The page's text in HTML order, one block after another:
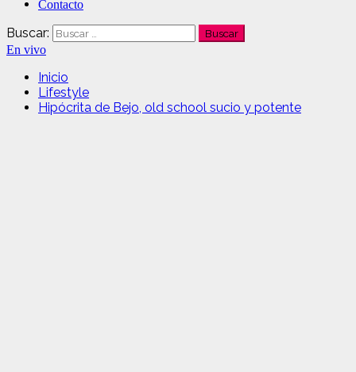
Contacto
Buscar:
En vivo
Inicio
Lifestyle
Hipócrita de Bejo, old school sucio y potente